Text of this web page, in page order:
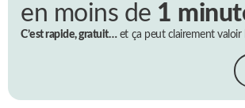
en moins de 1
C’est rapide, gratuit…et ça peut clairement valoir